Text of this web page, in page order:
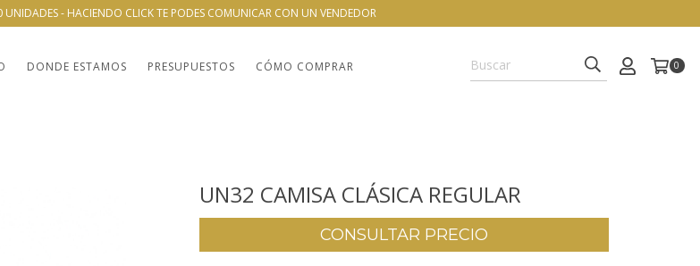
UNIDADES - HACIENDO CLICK TE PODES COMUNICAR CON UN VENDEDOR
DONDE ESTAMOS PRESUPUESTOS CÓMO COMPRAR 0
UN32 CAMISA CLÁSICA REGULAR